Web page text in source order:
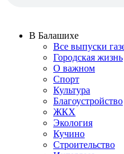
В Балашихе
Все выпуски
Городская жизнь
О важном
Спорт
Культура
Благоустройство
ЖКХ
Экология
Кучино
Строительство